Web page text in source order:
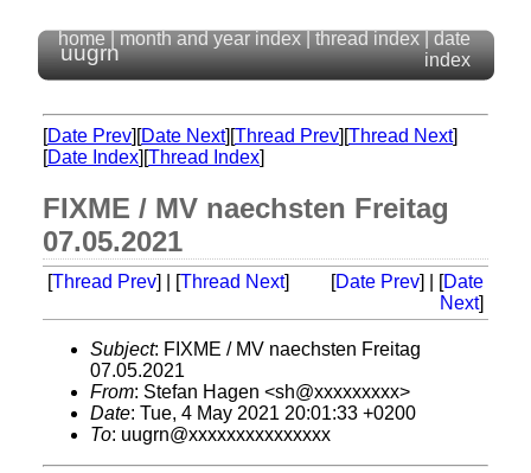
uugrn
home month and year index thread index
date
index
[Date Prev][Date Next][Thread Prev][Thread Next]
[Date Index][Thread Index]
FIXME / MV naechsten Freitag
07.05.2021
[Thread Prev] | [Thread Next] [Date Prev] | [Date
Next]
Subject: FIXME / MV naechsten Freitag
07.05.2021
From: Stefan Hagen <sh@xxxxxxxxx>
Date: Tue, 4 May 2021 20:01:33 +0200
To: uugrn@xxxxxxxxxxxxxxx